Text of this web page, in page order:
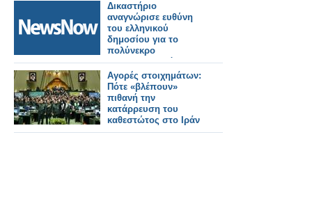
Δικαστήριο
αναγνώρισε ευθύνη
του ελληνικού
δημοσίου για το
πολύνεκρο
σιδηροδρομικό
δυστύχημα στα Τέμπη
και επιδίκασε ποσό
των 400.000 ευρώ
Αγορές στοιχημάτων:
Πότε «βλέπουν»
πιθανή την
κατάρρευση του
καθεστώτος στο Ιράν